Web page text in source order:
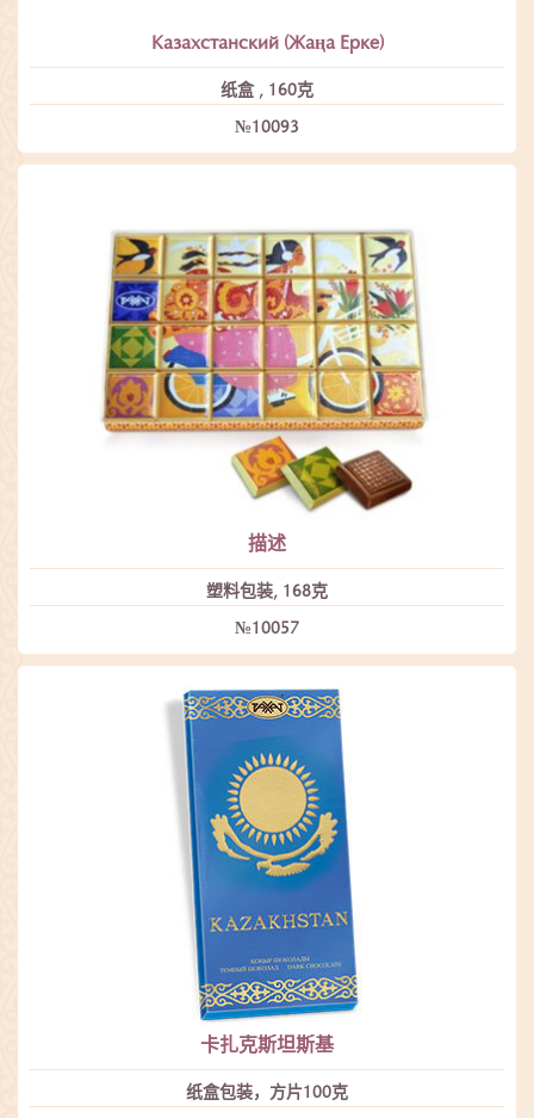
Казахстанский (Жаңа Ерке)
纸盒 , 160克
№10093
描述
塑料包装, 168克
№10057
卡扎克斯坦斯基
纸盒包装，方片100克